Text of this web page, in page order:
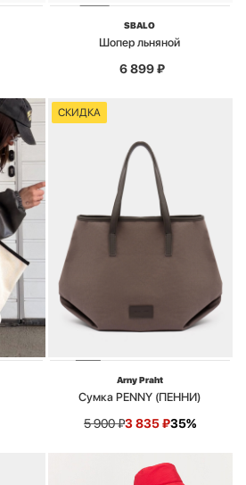
SBALO
Шопер льняной
6 899₽
СКИДКА
Arny Praht
Сумка PENNY (ПЕННИ)
5 900₽3 835₽35%